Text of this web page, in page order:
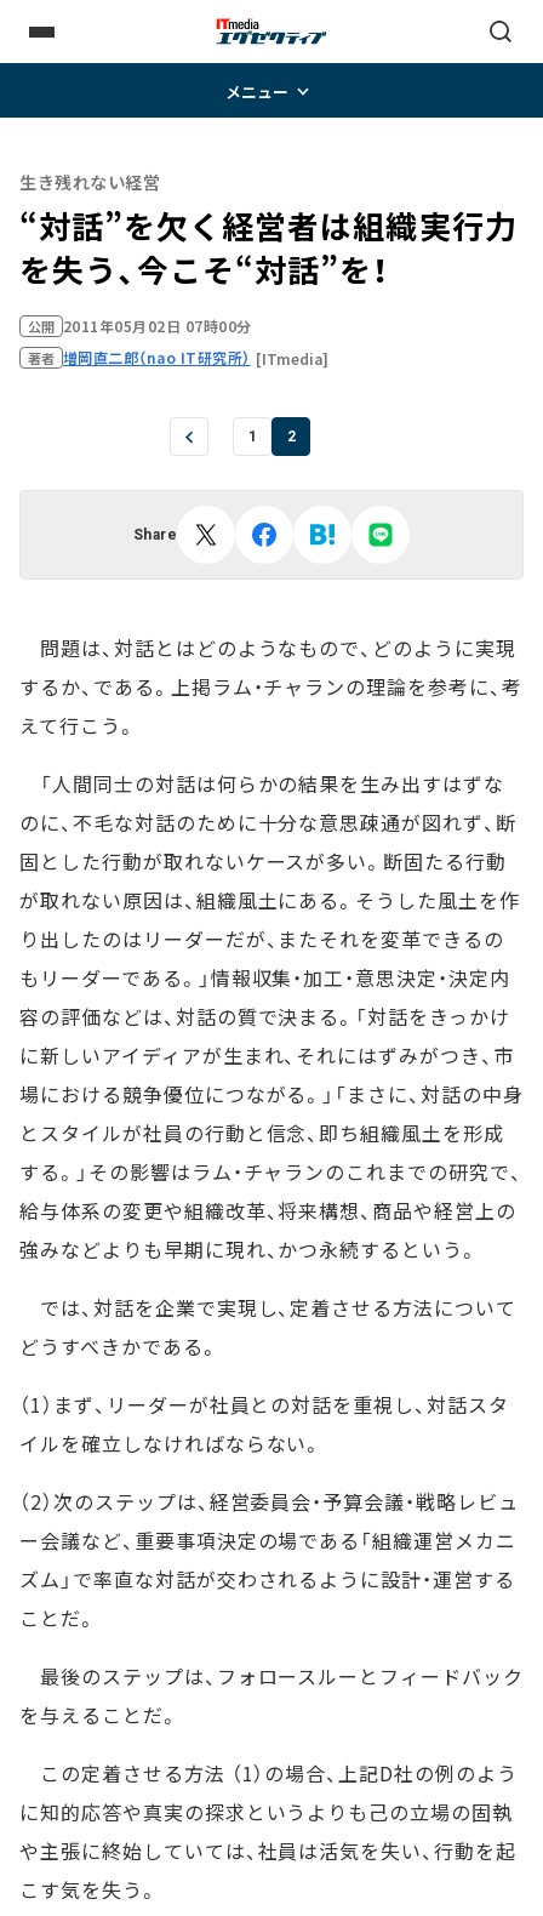
メニュー
生き残れない経営
“対話”を欠く経営者は組織実行力
を失う、今こそ“対話”を！
公開 2011年05月02日 07時00分
著者 増岡直二郎（nao IT研究所） [ITmedia]
1 2
Share
問題は、対話とはどのようなもので、どのように実現
するか、である。上掲ラム・チャランの理論を参考に、考
えて行こう。
「人間同士の対話は何らかの結果を生み出すはずな
のに、不毛な対話のために十分な意思疎通が図れず、断
固とした行動が取れないケースが多い。断固たる行動
が取れない原因は、組織風土にある。そうした風土を作
り出したのはリーダーだが、またそれを変革できるの
もリーダーである。」情報収集・加工・意思決定・決定内
容の評価などは、対話の質で決まる。「対話をきっかけ
に新しいアイディアが生まれ、それにはずみがつき、市
場における競争優位につながる。」「まさに、対話の中身
とスタイルが社員の行動と信念、即ち組織風土を形成
する。」その影響はラム・チャランのこれまでの研究で、
給与体系の変更や組織改革、将来構想、商品や経営上の
強みなどよりも早期に現れ、かつ永続するという。
では、対話を企業で実現し、定着させる方法について
どうすべきかである。
（1）まず、リーダーが社員との対話を重視し、対話スタ
イルを確立しなければならない。
（2）次のステップは、経営委員会・予算会議・戦略レビュ
ー会議など、重要事項決定の場である「組織運営メカニ
ズム」で率直な対話が交わされるように設計・運営する
ことだ。
最後のステップは、フォロースルーとフィードバック
を与えることだ。
この定着させる方法 （1）の場合、上記D社の例のよう
に知的応答や真実の探求というよりも己の立場の固執
や主張に終始していては、社員は活気を失い、行動を起
こす気を失う。